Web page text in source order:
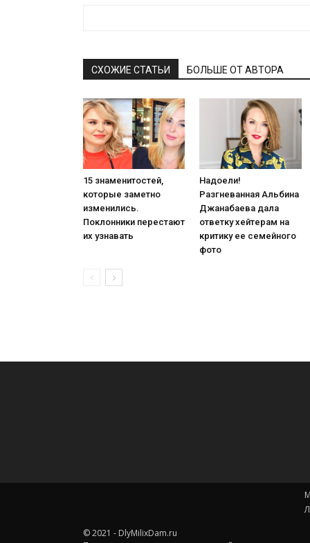
СХОЖИЕ СТАТЬИ БОЛЬШЕ ОТ АВТОРА
15 знаменитостей,
которые заметно
изменились.
Поклонники перестают
их узнавать
Надоели!
Разгневанная Альбина
Джанабаева дала
ответку хейтерам на
критику ее семейного
фото
© 2021 - DlyMilixDam.ru